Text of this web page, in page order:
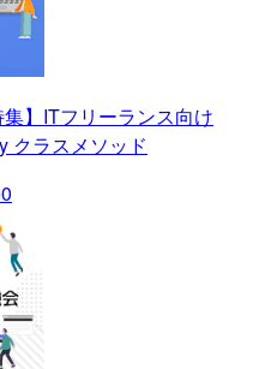
集】ITフリーランス向け
クラスメソッド